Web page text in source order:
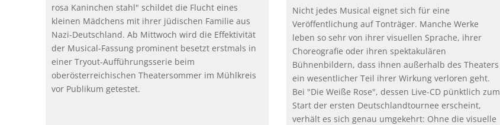
rosa Kaninchen stahl" schildet die Flucht eines
kleinen Mädchens mit ihrer jüdischen Familie aus
Nazi-Deutschland. Ab Mittwoch wird die Effektivität
der Musical-Fassung prominent besetzt erstmals in
einer Tryout-Aufführungsserie beim
oberösterreichischen Theatersommer im Mühlkreis
vor Publikum getestet.
Nicht jedes Musical eignet sich für eine
Veröffentlichung auf Tonträger. Manche Werke
leben so sehr von ihrer visuellen Sprache, ihrer
Choreografie oder ihren spektakulären
Bühnenbildern, dass ihnen außerhalb des Theaters
ein wesentlicher Teil ihrer Wirkung verloren geht.
Bei "Die Weiße Rose", dessen Live-CD pünktlich zum
Start der ersten Deutschlandtournee erscheint,
verhält es sich genau umgekehrt: Ohne die visuelle